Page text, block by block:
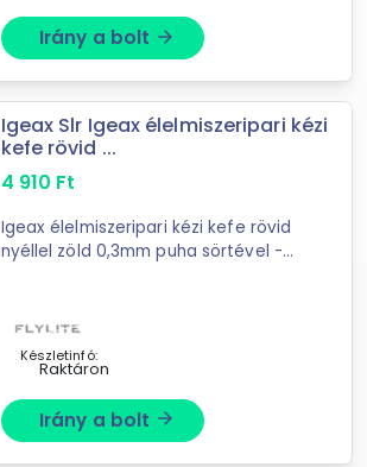
Irány a bolt arrow_forward
Igeax Slr Igeax élelmiszeripari kézi
kefe rövid ...
4 910 Ft
Igeax élelmiszeripari kézi kefe rövid
nyéllel zöld 0,3mm puha sörtével -
Készletinfó:
Raktáron
Irány a bolt arrow_forward